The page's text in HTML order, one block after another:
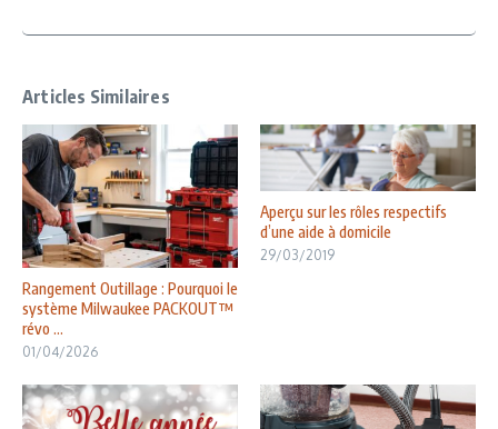
Articles Similaires
Rangement Outillage : Pourquoi le
système Milwaukee PACKOUT™
révo ...
01/04/2026
Aperçu sur les rôles respectifs
d’une aide à domicile
29/03/2019